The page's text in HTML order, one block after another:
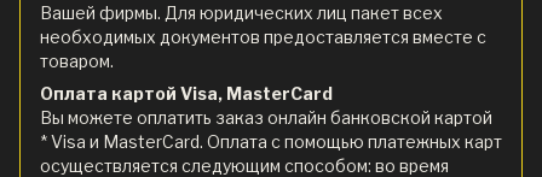
Вашей фирмы. Для юридических лиц пакет всех
необходимых документов предоставляется вместе с
товаром.
Оплата картой Visa, MasterCard
Вы можете оплатить заказ онлайн банковской картой
* Visa и MasterCard. Оплата с помощью платежных карт
осуществляется следующим способом: во время